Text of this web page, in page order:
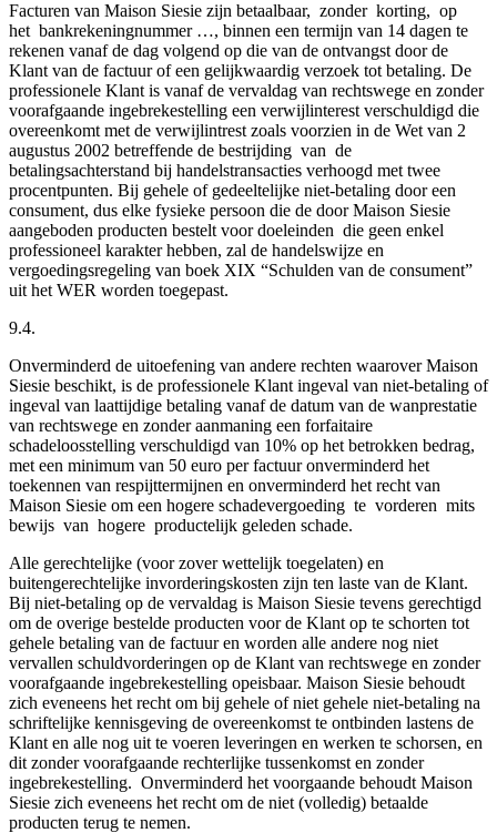
Facturen van Maison Siesie zijn betaalbaar, zonder korting, op
het bankrekeningnummer …, binnen een termijn van 14 dagen te
rekenen vanaf de dag volgend op die van de ontvangst door de
Klant van de factuur of een gelijkwaardig verzoek tot betaling. De
professionele Klant is vanaf de vervaldag van rechtswege en zonder
voorafgaande ingebrekestelling een verwijlinterest verschuldigd die
overeenkomt met de verwijlintrest zoals voorzien in de Wet van 2
augustus 2002 betreffende de bestrijding van de
betalingsachterstand bij handelstransacties verhoogd met twee
procentpunten. Bij gehele of gedeeltelijke niet-betaling door een
consument, dus elke fysieke persoon die de door Maison Siesie
aangeboden producten bestelt voor doeleinden die geen enkel
professioneel karakter hebben, zal de handelswijze en
vergoedingsregeling van boek XIX “Schulden van de consument”
uit het WER worden toegepast.
9.4.
Onverminderd de uitoefening van andere rechten waarover Maison
Siesie beschikt, is de professionele Klant ingeval van niet-betaling of
ingeval van laattijdige betaling vanaf de datum van de wanprestatie
van rechtswege en zonder aanmaning een forfaitaire
schadeloosstelling verschuldigd van 10% op het betrokken bedrag,
met een minimum van 50 euro per factuur onverminderd het
toekennen van respijttermijnen en onverminderd het recht van
Maison Siesie om een hogere schadevergoeding te vorderen mits
bewijs van hogere productelijk geleden schade.
Alle gerechtelijke (voor zover wettelijk toegelaten) en
buitengerechtelijke invorderingskosten zijn ten laste van de Klant.
Bij niet-betaling op de vervaldag is Maison Siesie tevens gerechtigd
om de overige bestelde producten voor de Klant op te schorten tot
gehele betaling van de factuur en worden alle andere nog niet
vervallen schuldvorderingen op de Klant van rechtswege en zonder
voorafgaande ingebrekestelling opeisbaar. Maison Siesie behoudt
zich eveneens het recht om bij gehele of niet gehele niet-betaling na
schriftelijke kennisgeving de overeenkomst te ontbinden lastens de
Klant en alle nog uit te voeren leveringen en werken te schorsen, en
dit zonder voorafgaande rechterlijke tussenkomst en zonder
ingebrekestelling. Onverminderd het voorgaande behoudt Maison
Siesie zich eveneens het recht om de niet (volledig) betaalde
producten terug te nemen.